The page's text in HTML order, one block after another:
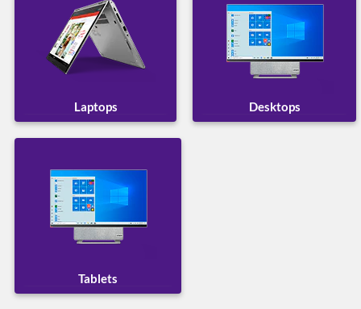
Laptops Desktops
Tablets